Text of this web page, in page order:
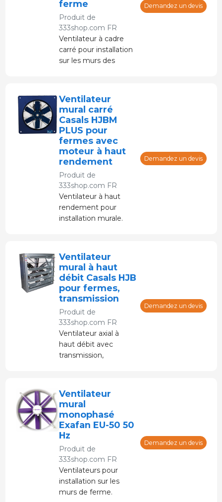
de support, prise,
interrupteur et jet
d'air directionnel.
ferme
Produit de
333shop.com FR
Ventilateur à cadre
carré pour installation
sur les murs des
Avec hélice en tôle
d'aluminium
protégée par une
grille.
Demandez un devis
Ventilateur
mural carré
Casals HJBM
PLUS pour
fermes avec
moteur à haut
rendement
Produit de
333shop.com FR
Ventilateur à haut
rendement pour
installation murale.
acier galvanisé
recouvert de peinture
polyester. Lames en
polyamide renforcées
résistance. Moteur
IE3 à haut
rendement.
Demandez un devis
Ventilateur
mural à haut
débit Casals HJB
pour fermes,
transmission
Produit de
333shop.com FR
Ventilateur axial à
haut débit avec
transmission,
renouvellement de
l'air dans les fermes et
les espaces
industriels. Installation
obturateur anti-retour
et grille de protection
de transmission.
Hélice en acier
inoxydable.
Demandez un devis
Ventilateur
mural
monophasé
Exafan EU-50 50
Hz
Produit de
333shop.com FR
Ventilateurs pour
installation sur les
murs de ferme.
Demandez un devis